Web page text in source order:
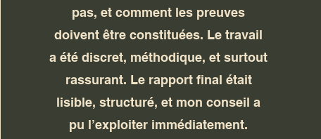
pas, et comment les preuves
doivent être constituées. Le travail
a été discret, méthodique, et surtout
rassurant. Le rapport final était
lisible, structuré, et mon conseil a
pu l’exploiter immédiatement.